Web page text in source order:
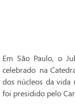
Em São Paulo, o
celebrado na
dos núcleos da vida
foi presidido pelo